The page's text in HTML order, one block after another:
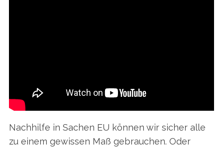
Nachhilfe in Sachen EU können wir sicher alle
zu einem gewissen Maß gebrauchen. Oder